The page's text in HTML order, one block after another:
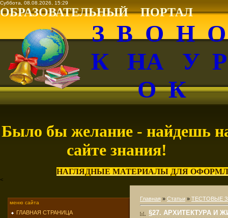
Суббота, 08.08.2026, 15:29
ОБРАЗОВАТЕЛЬНЫЙ ПОРТАЛ
З В О Н
К НА У
О К
Было бы желание - найдешь
сайте знания!
НАГЛЯДНЫЕ МАТЕРИАЛЫ ДЛЯ
<
меню сайта
ГЛАВНАЯ СТРАНИЦА
Главная » Статьи » ТЕСТОВЫЕ
§27. АРХИТЕКТУРА И